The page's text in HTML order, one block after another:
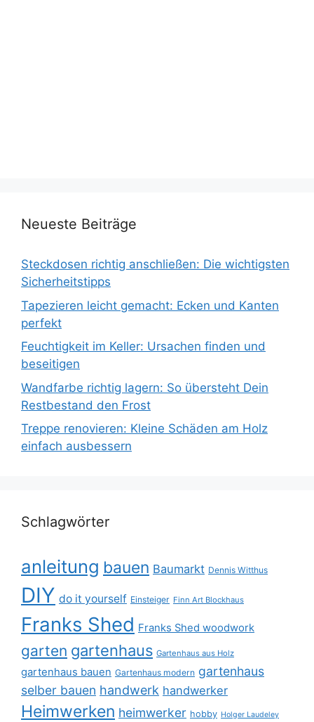
Neueste Beiträge
Steckdosen richtig anschließen: Die wichtigsten
Sicherheitstipps
Tapezieren leicht gemacht: Ecken und Kanten
perfekt
Feuchtigkeit im Keller: Ursachen finden und
beseitigen
Wandfarbe richtig lagern: So übersteht Dein
Restbestand den Frost
Treppe renovieren: Kleine Schäden am Holz
einfach ausbessern
Schlagwörter
anleitung bauen Baumarkt Dennis Witthus
DIY do it yourself Einsteiger Finn Art Blockhaus
Franks Shed Franks Shed woodwork
garten gartenhaus Gartenhaus aus Holz
gartenhaus bauen Gartenhaus modern gartenhaus
selber bauen handwerk handwerker
Heimwerken heimwerker hobby Holger Laudeley